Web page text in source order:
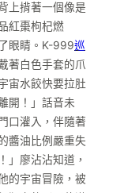
上揹著一個像是
紅棗枸杞燃
眼睛。K-999巡
著白色手套的爪
宙水餃快要拉肚
開！」話音未
口灌入，伴隨著
醬油比例嚴重失
」廖沾沾知道，
的宇宙冒險，被